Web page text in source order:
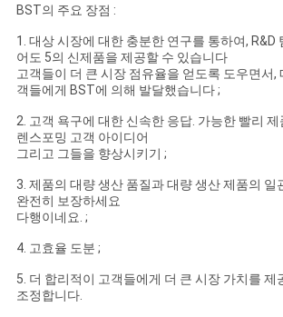
BST의 주요 장점 :
1. 대상 시장에 대한 충분한 연구를 통하여, R&D
어도 5의 신제품을 제공할 수 있습니다
고객들이 더 큰 시장 점유율을 얻도록 도우면서,
객들에게 BST에 의해 발달했습니다 ;
2. 고객 욕구에 대한 신속한 응답. 가능한 빨리
렌스포밍 고객 아이디어
그리고 그들을 향상시키기 ;
3. 제품의 대량 생산 품질과 대량 생산 제품의 일
완전히 보장하세요
다행이네요. ;
4. 고효율 도분 ;
5. 더 합리적이 고객들에게 더 큰 시장 가치를 제
조정합니다.